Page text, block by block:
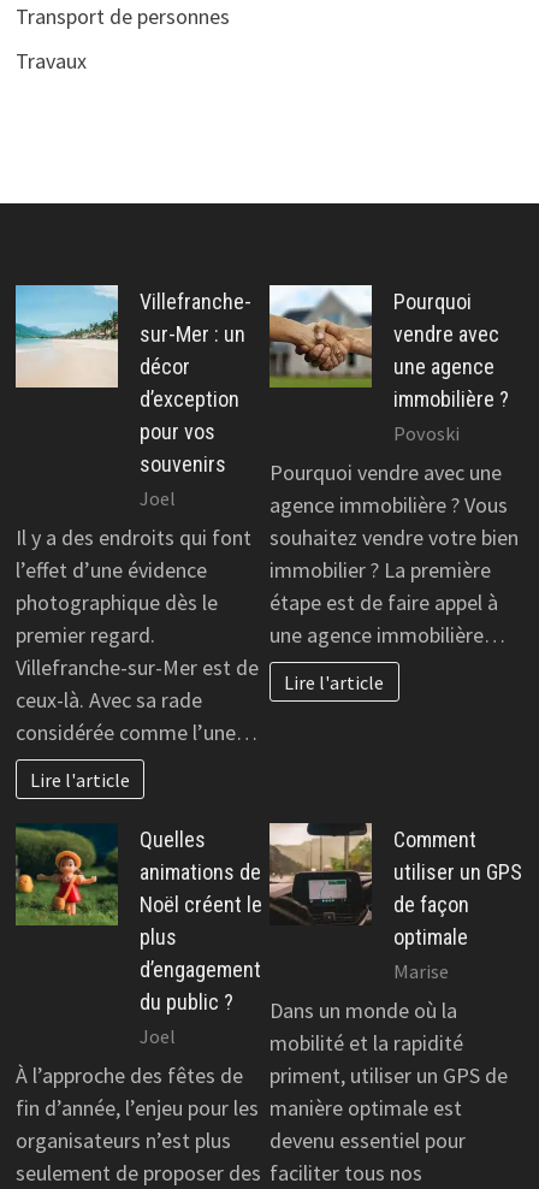
Transport de personnes
Travaux
Villefranche-
sur-Mer : un
décor
d’exception
pour vos
souvenirs
Joel
Il y a des endroits qui font
l’effet d’une évidence
photographique dès le
premier regard.
Villefranche-sur-Mer est de
ceux-là. Avec sa rade
considérée comme l’une…
Lire l'article
Pourquoi
vendre avec
une agence
immobilière ?
Povoski
Pourquoi vendre avec une
agence immobilière ? Vous
souhaitez vendre votre bien
immobilier ? La première
étape est de faire appel à
une agence immobilière…
Lire l'article
Quelles
animations de
Noël créent le
plus
d’engagement
du public ?
Joel
À l’approche des fêtes de
fin d’année, l’enjeu pour les
organisateurs n’est plus
seulement de proposer des
Comment
utiliser un GPS
de façon
optimale
Marise
Dans un monde où la
mobilité et la rapidité
priment, utiliser un GPS de
manière optimale est
devenu essentiel pour
faciliter tous nos